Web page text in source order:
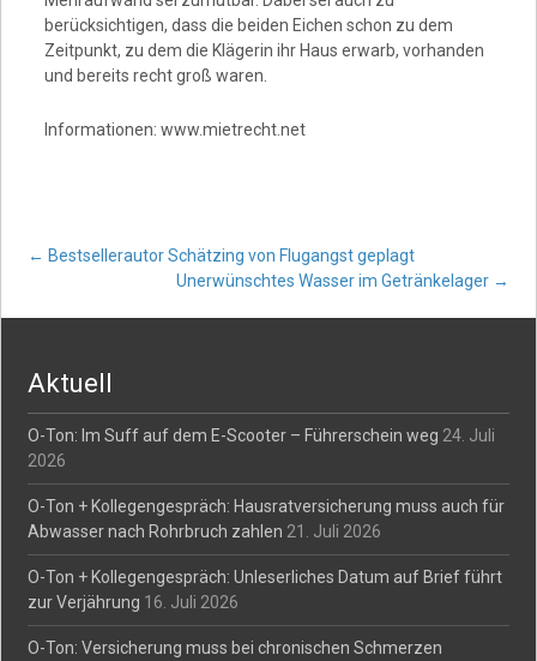
berücksichtigen, dass die beiden Eichen schon zu dem
Zeitpunkt, zu dem die Klägerin ihr Haus erwarb, vorhanden
und bereits recht groß waren.
Informationen: www.mietrecht.net
Post
← Bestsellerautor Schätzing von Flugangst geplagt
Unerwünschtes Wasser im Getränkelager →
Aktuell
O-Ton: Im Suff auf dem E-Scooter – Führerschein weg 24. Juli
2026
O-Ton + Kollegengespräch: Hausratversicherung muss auch für
Abwasser nach Rohrbruch zahlen 21. Juli 2026
O-Ton + Kollegengespräch: Unleserliches Datum auf Brief führt
zur Verjährung 16. Juli 2026
O-Ton: Versicherung muss bei chronischen Schmerzen